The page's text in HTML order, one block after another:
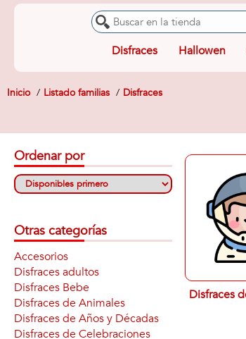
Disfraces Hallowen
Inicio Listado familias Disfraces
Disfraces
Ordenar por
Otras categorías
Accesorios
Disfraces adultos
Disfraces Bebe
Disfraces de Animales
Disfraces de Años y Décadas
Disfraces de Celebraciones